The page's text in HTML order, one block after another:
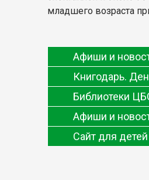
младшего возраста
Афиши и
Книгодарь.
Библиотеки
Афиши и
Сайт для детей